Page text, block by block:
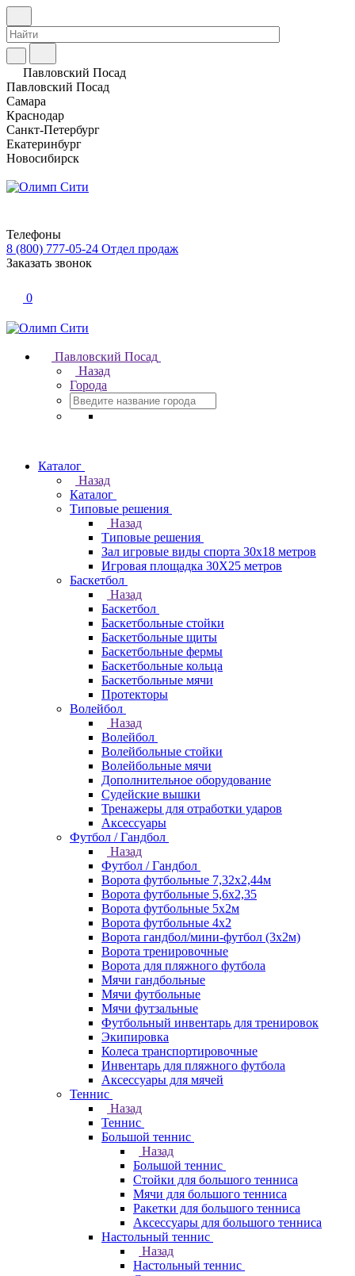
Павловский Посад
Павловский Посад
Самара
Краснодар
Санкт-Петербург
Екатеринбург
Новосибирск
Телефоны
8 (800) 777-05-24 Отдел продаж
Заказать звонок
0
Павловский Посад
Назад
Города
Каталог
Назад
Каталог
Типовые решения
Назад
Типовые решения
Зал игровые виды спорта 30x18 метров
Игровая площадка 30Х25 метров
Баскетбол
Назад
Баскетбол
Баскетбольные стойки
Баскетбольные щиты
Баскетбольные фермы
Баскетбольные кольца
Баскетбольные мячи
Протекторы
Волейбол
Назад
Волейбол
Волейбольные стойки
Волейбольные мячи
Дополнительное оборудование
Судейские вышки
Тренажеры для отработки ударов
Аксессуары
Футбол / Гандбол
Назад
Футбол / Гандбол
Ворота футбольные 7,32х2,44м
Ворота футбольные 5,6х2,35
Ворота футбольные 5х2м
Ворота футбольные 4х2
Ворота гандбол/мини-футбол (3х2м)
Ворота тренировочные
Ворота для пляжного футбола
Мячи гандбольные
Мячи футбольные
Мячи футзальные
Футбольный инвентарь для тренировок
Экипировка
Колеса транспортировочные
Инвентарь для пляжного футбола
Аксессуары для мячей
Теннис
Назад
Теннис
Большой теннис
Назад
Большой теннис
Стойки для большого тенниса
Мячи для большого тенниса
Ракетки для большого тенниса
Аксессуары для большого тенниса
Настольный теннис
Назад
Настольный теннис